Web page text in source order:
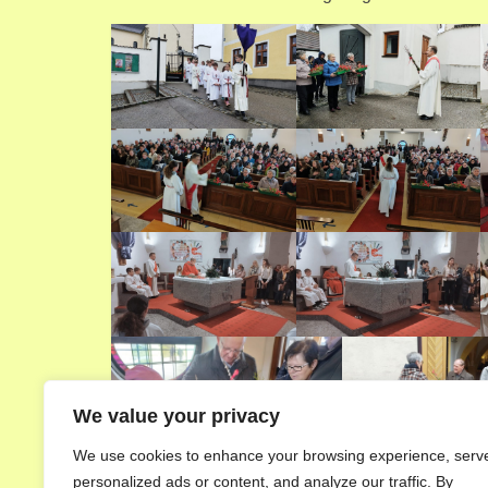
We value your privacy
We use cookies to enhance your browsing experience,
personalized ads or content, and analyze our traffic. By